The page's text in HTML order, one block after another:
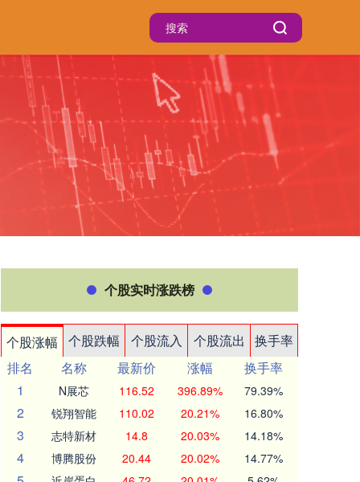
个股实时涨跌榜
个股涨幅 个股跌幅 个股流入 个股流出
换手率
排名
名称 最新价 涨幅
换手率
1
N展芯 116.52 396.89% 79.39%
2 锐翔智能 110.02 20.21% 16.80%
3 志特新材 14.8 20.03% 14.18%
4 博腾股份 20.44 20.02% 14.77%